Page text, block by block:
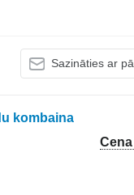
Sazināties ar
kombaina